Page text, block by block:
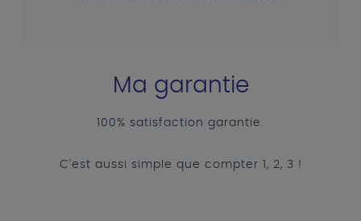
Ma garantie
100% satisfaction garantie.
C'est aussi simple que compter 1, 2, 3 !